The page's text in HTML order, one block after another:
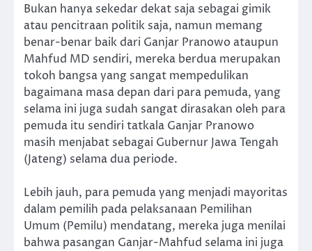
Bukan hanya sekedar dekat saja sebagai gimik
atau pencitraan politik saja, namun memang
benar-benar baik dari Ganjar Pranowo ataupun
Mahfud MD sendiri, mereka berdua merupakan
tokoh bangsa yang sangat mempedulikan
bagaimana masa depan dari para pemuda, yang
selama ini juga sudah sangat dirasakan oleh para
pemuda itu sendiri tatkala Ganjar Pranowo
masih menjabat sebagai Gubernur Jawa Tengah
(Jateng) selama dua periode.
Lebih jauh, para pemuda yang menjadi mayoritas
dalam pemilih pada pelaksanaan Pemilihan
Umum (Pemilu) mendatang, mereka juga menilai
bahwa pasangan Ganjar-Mahfud selama ini juga